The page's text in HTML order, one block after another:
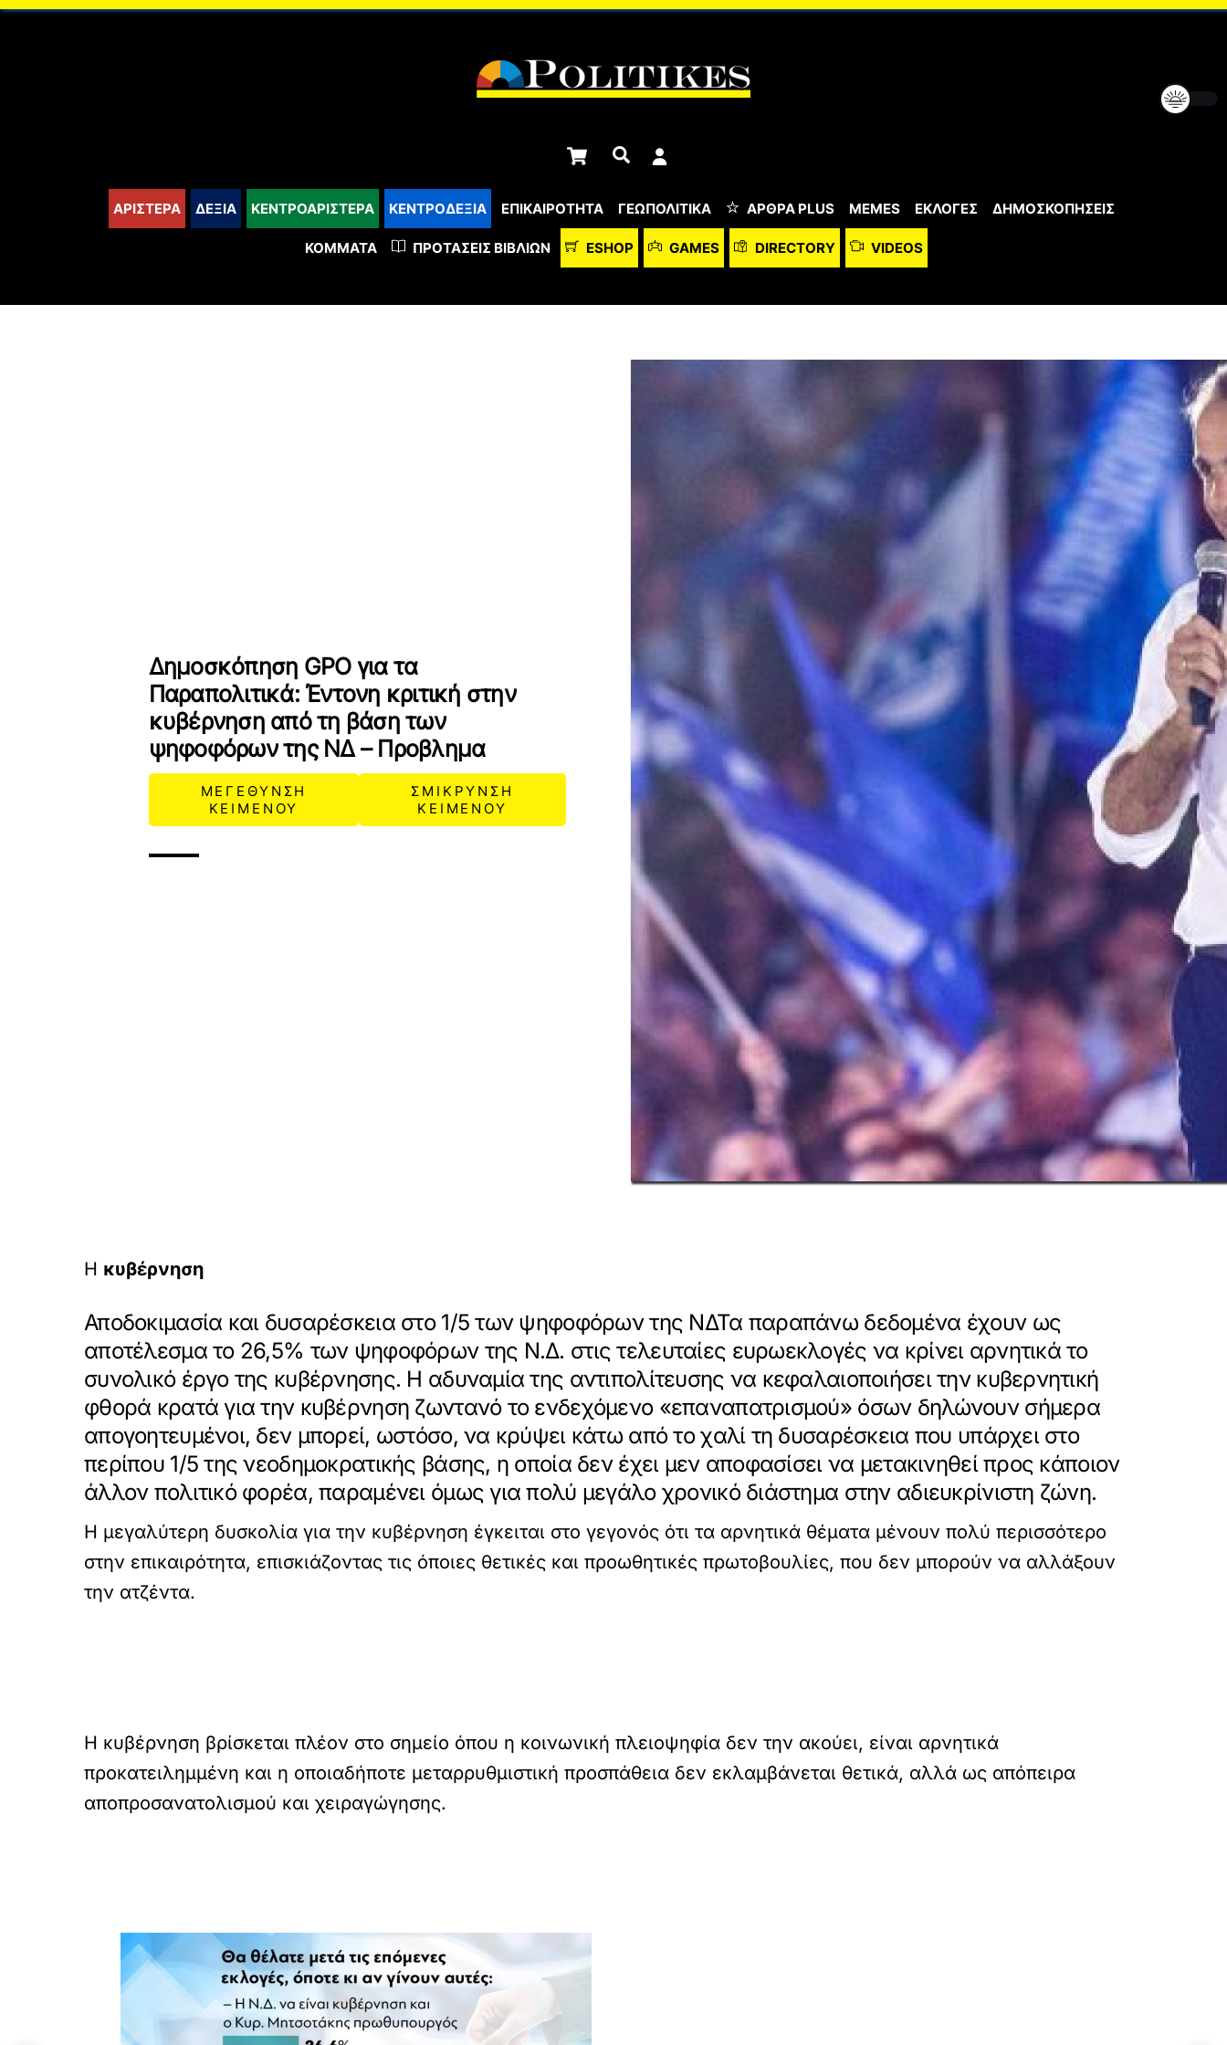
content
Cart Αναζήτηση
ΑΡΙΣΤΕΡΑ ΔΕΞΙΑ ΚΕΝΤΡΟΑΡΙΣΤΕΡΑ ΚΕΝΤΡΟΔΕΞΙΑ ΕΠΙΚΑΙΡΟΤΗΤΑ ΓΕΩΠΟΛΙΤΙΚΑ ΆΡΘΡΑ PLUS MEMES ΕΚΛΟΓΕΣ ΔΗΜΟΣΚΟΠΗΣΕΙΣ
ΚΌΜΜΑΤΑ ΠΡΟΤΆΣΕΙΣ ΒΙΒΛΊΩΝ ESHOP GAMES DIRECTORY VIDEOS
Δημοσκόπηση GPΟ για τα
Παραπολιτικά: Έντονη κριτική στην
κυβέρνηση από τη βάση των
ψηφοφόρων της ΝΔ – Προβλημα
ΜΕΓΕΘΥΝΣΗ
ΚΕΙΜΕΝΟΥ
ΣΜΙΚΡΥΝΣΗ
ΚΕΙΜΕΝΟΥ
Η κυβέρνηση
Αποδοκιμασία και δυσαρέσκεια στο 1/5 των ψηφοφόρων της ΝΔΤα παραπάνω δεδομένα έχουν ως
αποτέλεσμα το 26,5% των ψηφοφόρων της Ν.Δ. στις τελευταίες ευρωεκλογές να κρίνει αρνητικά το
συνολικό έργο της κυβέρνησης. Η αδυναμία της αντιπολίτευσης να κεφαλαιοποιήσει την κυβερνητική
φθορά κρατά για την κυβέρνηση ζωντανό το ενδεχόμενο «επαναπατρισμού» όσων δηλώνουν σήμερα
απογοητευμένοι, δεν μπορεί, ωστόσο, να κρύψει κάτω από το χαλί τη δυσαρέσκεια που υπάρχει στο
περίπου 1/5 της νεοδημοκρατικής βάσης, η οποία δεν έχει μεν αποφασίσει να μετακινηθεί προς κάποιον
άλλον πολιτικό φορέα, παραμένει όμως για πολύ μεγάλο χρονικό διάστημα στην αδιευκρίνιστη ζώνη.
Η μεγαλύτερη δυσκολία για την κυβέρνηση έγκειται στο γεγονός ότι τα αρνητικά θέματα μένουν πολύ περισσότερο
στην επικαιρότητα, επισκιάζοντας τις όποιες θετικές και προωθητικές πρωτοβουλίες, που δεν μπορούν να αλλάξουν
την ατζέντα.
Η κυβέρνηση βρίσκεται πλέον στο σημείο όπου η κοινωνική πλειοψηφία δεν την ακούει, είναι αρνητικά
προκατειλημμένη και η οποιαδήποτε μεταρρυθμιστική προσπάθεια δεν εκλαμβάνεται θετικά, αλλά ως απόπειρα
αποπροσανατολισμού και χειραγώγησης.